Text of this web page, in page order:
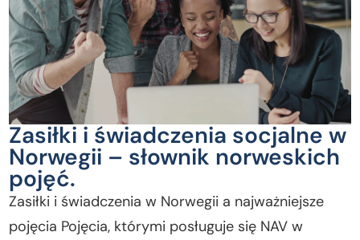
Zasiłki i świadczenia socjalne w
Norwegii – słownik norweskich
pojęć.
Zasiłki i świadczenia w Norwegii a najważniejsze
pojęcia Pojęcia, którymi posługuje się NAV w